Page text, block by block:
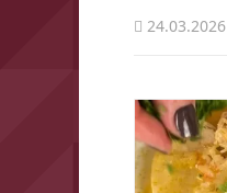
24.03.2026